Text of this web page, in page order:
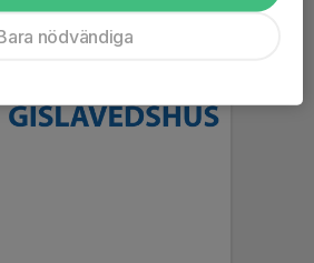
nödvändiga